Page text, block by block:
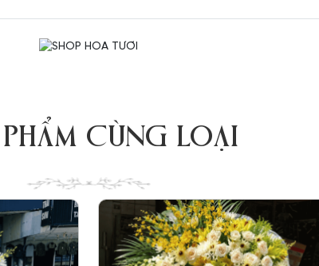
CÙNG LOẠI